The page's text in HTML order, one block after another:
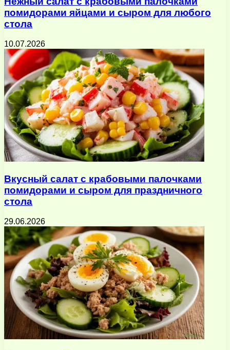
помидорами яйцами и сыром для любого
стола
10.07.2026
Вкусный салат с крабовыми палочками
помидорами и сыром для праздничного
стола
29.06.2026